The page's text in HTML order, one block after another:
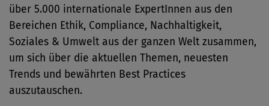
über 5.000 internationale ExpertInnen aus den
Bereichen Ethik, Compliance, Nachhaltigkeit,
Soziales & Umwelt aus der ganzen Welt zusammen,
um sich über die aktuellen Themen, neuesten
Trends und bewährten Best Practices
auszutauschen.